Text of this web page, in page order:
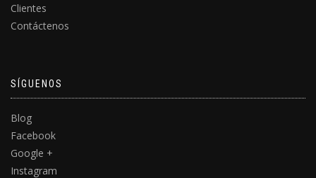
Clientes
Contáctenos
SÍGUENOS
Blog
Facebook
Google +
Instagram